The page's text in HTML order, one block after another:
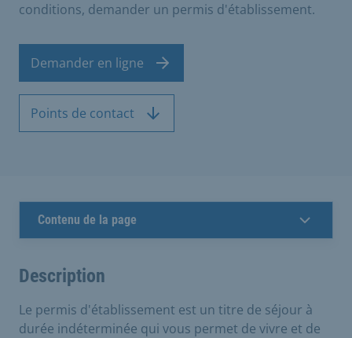
conditions, demander un permis d'établissement.
Demander en ligne
Points de contact
Contenu de la page
Description
Le permis d'établissement est un titre de séjour à
durée indéterminée qui vous permet de vivre et de